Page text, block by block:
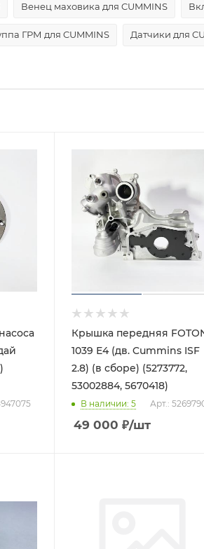
Венец маховика для CUMMINS
ГРМ для CUMMINS Датчики для
Крышка передняя
1039 Е4 (дв. Cummins ISF
2.8) (в сборе) (5273772,
53002884, 5670418)
В наличии: 5 Арт.:
49 000 ₽/шт